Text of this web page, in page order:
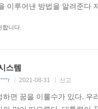
이루어낸 방법을 알려준다
합니다.
스템
2021-08-31 신고
하면 꿈을 이룰수가 있다.